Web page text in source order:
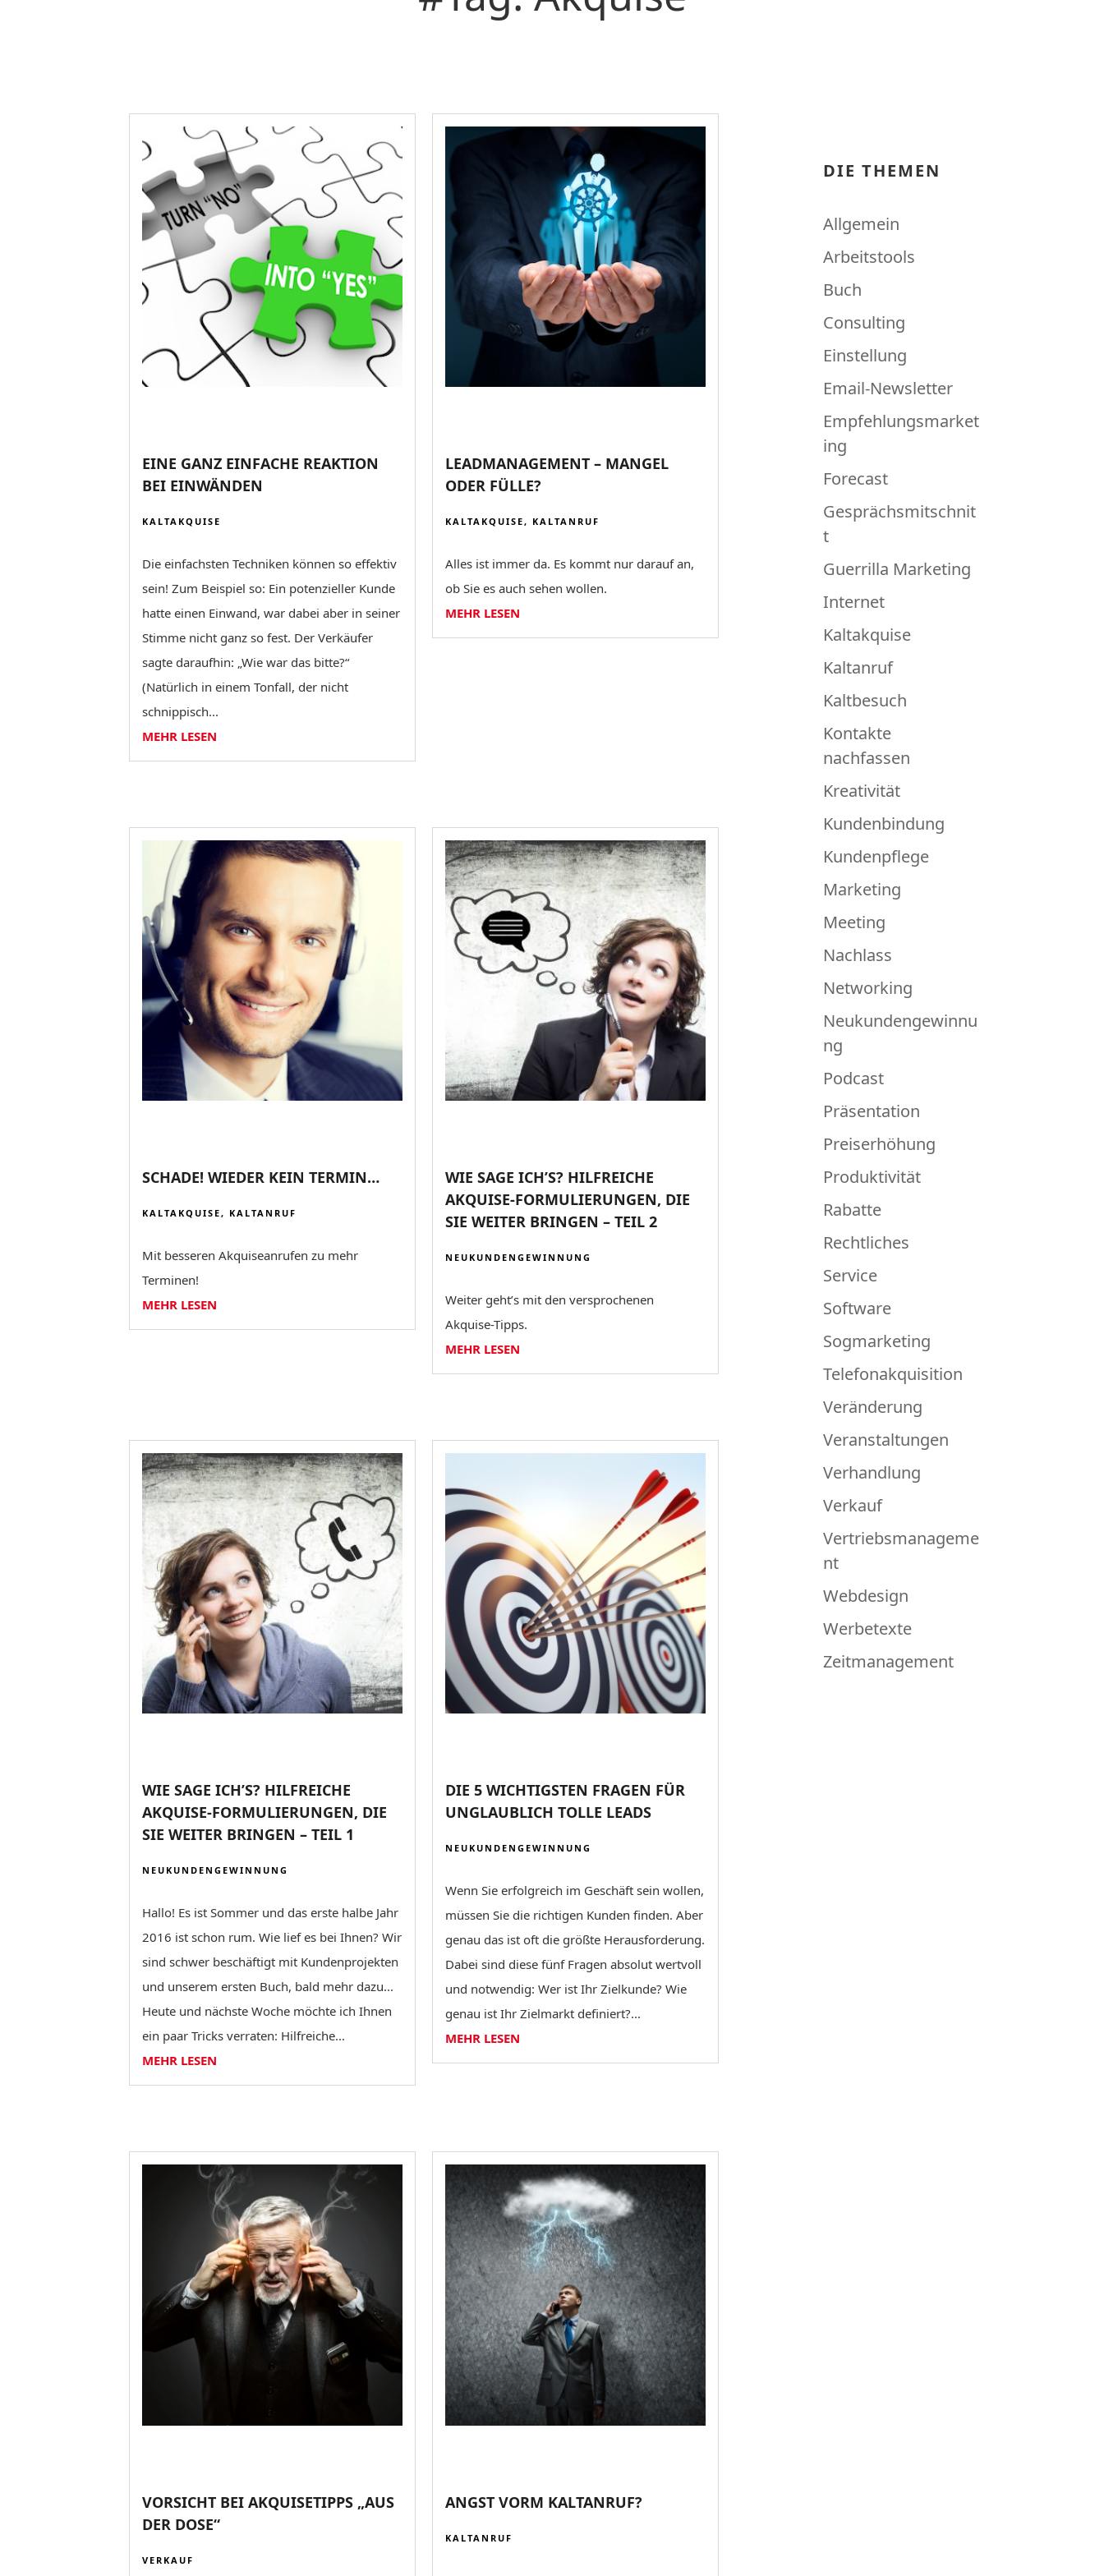
EINE GANZ EINFACHE REAKTION
BEI EINWÄNDEN
KALTAKQUISE
Die einfachsten Techniken können so effektiv
sein! Zum Beispiel so: Ein potenzieller Kunde
hatte einen Einwand, war dabei aber in seiner
Stimme nicht ganz so fest. Der Verkäufer
sagte daraufhin: „Wie war das bitte?“
(Natürlich in einem Tonfall, der nicht
schnippisch...
MEHR LESEN
LEADMANAGEMENT – MANGEL
ODER FÜLLE?
KALTAKQUISE, KALTANRUF
Alles ist immer da. Es kommt nur darauf an,
ob Sie es auch sehen wollen.
MEHR LESEN
SCHADE! WIEDER KEIN TERMIN…
KALTAKQUISE, KALTANRUF
Mit besseren Akquiseanrufen zu mehr
Terminen!
MEHR LESEN
WIE SAGE ICH’S? HILFREICHE
AKQUISE-FORMULIERUNGEN, DIE
SIE WEITER BRINGEN – TEIL 2
NEUKUNDENGEWINNUNG
Weiter geht’s mit den versprochenen
Akquise-Tipps.
MEHR LESEN
WIE SAGE ICH’S? HILFREICHE
AKQUISE-FORMULIERUNGEN, DIE
SIE WEITER BRINGEN – TEIL 1
NEUKUNDENGEWINNUNG
Hallo! Es ist Sommer und das erste halbe Jahr
2016 ist schon rum. Wie lief es bei Ihnen? Wir
sind schwer beschäftigt mit Kundenprojekten
und unserem ersten Buch, bald mehr dazu...
Heute und nächste Woche möchte ich Ihnen
ein paar Tricks verraten: Hilfreiche...
MEHR LESEN
DIE 5 WICHTIGSTEN FRAGEN FÜR
UNGLAUBLICH TOLLE LEADS
NEUKUNDENGEWINNUNG
Wenn Sie erfolgreich im Geschäft sein wollen,
müssen Sie die richtigen Kunden finden. Aber
genau das ist oft die größte Herausforderung.
Dabei sind diese fünf Fragen absolut wertvoll
und notwendig: Wer ist Ihr Zielkunde? Wie
genau ist Ihr Zielmarkt definiert?...
MEHR LESEN
VORSICHT BEI AKQUISETIPPS „AUS
DER DOSE“
VERKAUF
ANGST VORM KALTANRUF?
KALTANRUF
DIE THEMEN
Allgemein
Arbeitstools
Buch
Consulting
Einstellung
Email-Newsletter
Empfehlungsmarket
ing
Forecast
Gesprächsmitschnit
t
Guerrilla Marketing
Internet
Kaltakquise
Kaltanruf
Kaltbesuch
Kontakte
nachfassen
Kreativität
Kundenbindung
Kundenpflege
Marketing
Meeting
Nachlass
Networking
Neukundengewinnu
ng
Podcast
Präsentation
Preiserhöhung
Produktivität
Rabatte
Rechtliches
Service
Software
Sogmarketing
Telefonakquisition
Veränderung
Veranstaltungen
Verhandlung
Verkauf
Vertriebsmanageme
nt
Webdesign
Werbetexte
Zeitmanagement